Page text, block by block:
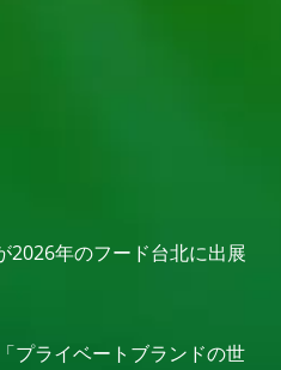
2026年のフード台北に出展
プライベートブランドの世